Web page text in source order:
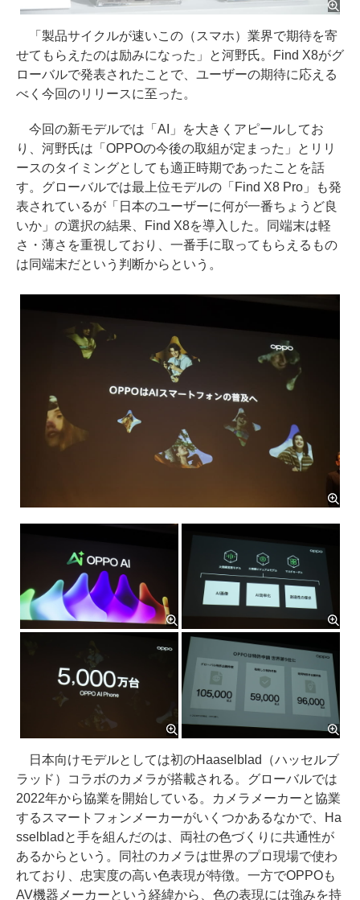
「製品サイクルが速いこの（スマホ）業界で期待を寄
せてもらえたのは励みになった」と河野氏。Find X8がグ
ローバルで発表されたことで、ユーザーの期待に応える
べく今回のリリースに至った。
今回の新モデルでは「AI」を大きくアピールしてお
り、河野氏は「OPPOの今後の取組が定まった」とリリ
ースのタイミングとしても適正時期であったことを話
す。グローバルでは最上位モデルの「Find X8 Pro」も発
表されているが「日本のユーザーに何が一番ちょうど良
いか」の選択の結果、Find X8を導入した。同端末は軽
さ・薄さを重視しており、一番手に取ってもらえるもの
は同端末だという判断からという。
日本向けモデルとしては初のHaaselblad（ハッセルブ
ラッド）コラボのカメラが搭載される。グローバルでは
2022年から協業を開始している。カメラメーカーと協業
するスマートフォンメーカーがいくつかあるなかで、Ha
sselbladと手を組んだのは、両社の色づくりに共通性が
あるからという。同社のカメラは世界のプロ現場で使わ
れており、忠実度の高い色表現が特徴。一方でOPPOも
AV機器メーカーという経緯から、色の表現には強みを持